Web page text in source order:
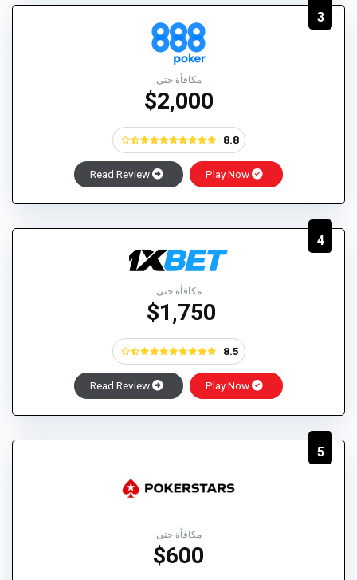
3
مكافأة حتى
$2,000
8.8
4
مكافأة حتى
$1,750
8.5
5
مكافأة حتى
$600